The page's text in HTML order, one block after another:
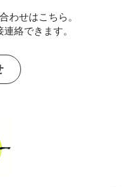
わせはこちら。
絡できます。